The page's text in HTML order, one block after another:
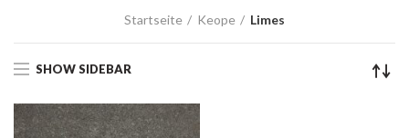
Startseite Keope Limes
SHOW SIDEBAR